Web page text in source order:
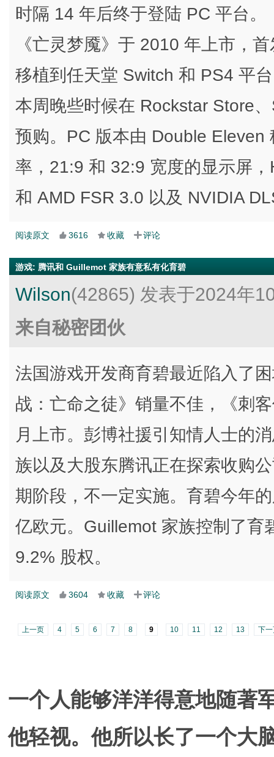
时隔 14 年后终于登陆 PC 平台
《亡灵梦魇》于 2010 年上市，
移植到任天堂 Switch 和 PS4 平
本周晚些时候在 Rockstar Store
预购。PC 版本由 Double
率，21:9 和 32:9 宽度的显示屏
和 AMD FSR 3.0 以及 NVIDIA
阅读原文 3616 收藏 评论
游戏: 腾讯和 Guillemot 家族有意私有化育碧
Wilson(42865) 发表于2024年
来自秘密团伙
法国游戏开发商育碧最近陷入了
战：亡命之徒》销量不佳，《刺
月上市。彭博社援引知情人士的
族以及大股东腾讯正在探索收购
期阶段，不一定实施。育碧今年
亿欧元。Guillemot 家族控制了育
9.2% 股权。
阅读原文 3604 收藏 评论
上一页 4 5 6 7 8 9 10 11 12 13 下
一个人能够洋洋得意地随著
他轻视。他所以长了一个大